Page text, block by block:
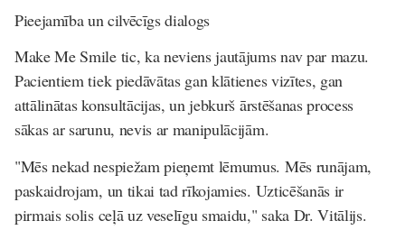
Pieejamība un cilvēcīgs dialogs
Make Me Smile tic, ka neviens jautājums nav par mazu.
Pacientiem tiek piedāvātas gan klātienes vizītes, gan
attālinātas konsultācijas, un jebkurš ārstēšanas process
sākas ar sarunu, nevis ar manipulācijām.
"Mēs nekad nespiežam pieņemt lēmumus. Mēs runājam,
paskaidrojam, un tikai tad rīkojamies. Uzticēšanās ir
pirmais solis ceļā uz veselīgu smaidu," saka Dr. Vitālijs.